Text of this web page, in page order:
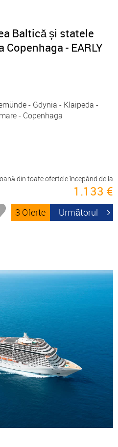
Baltică și statele
- EARLY
- Gdynia - Klaipeda -
- Copenhaga
din toate ofertele începând de la
1.133 €
3 Oferte Următorul